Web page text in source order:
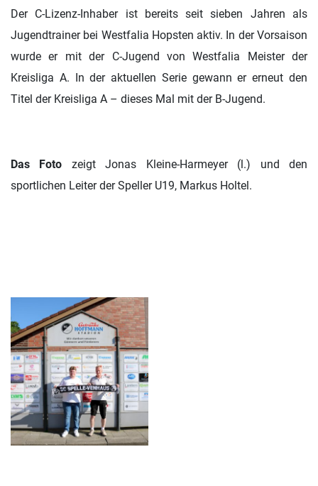
Der C-Lizenz-Inhaber ist bereits seit sieben Jahren als
Jugendtrainer bei Westfalia Hopsten aktiv. In der Vorsaison
wurde er mit der C-Jugend von Westfalia Meister der
Kreisliga A. In der aktuellen Serie gewann er erneut den
Titel der Kreisliga A – dieses Mal mit der B-Jugend.
Das Foto zeigt Jonas Kleine-Harmeyer (l.) und den
sportlichen Leiter der Speller U19, Markus Holtel.